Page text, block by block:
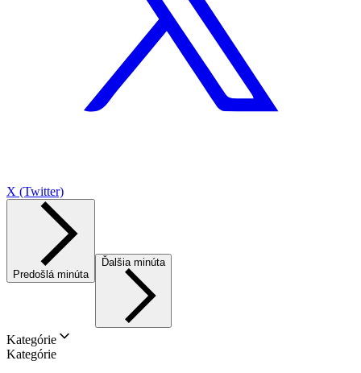
X (Twitter)
Predošlá minúta
Ďalšia minúta
Kategórie
Kategórie